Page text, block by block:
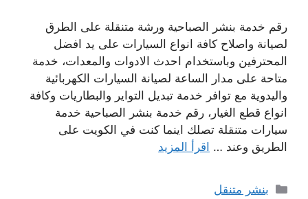
رقم خدمة بنشر الصباحية ورشة متنقلة على الطرق
لصيانة واصلاح كافة انواع السيارات على يد افضل
المحترفين وباستخدام احدث الادوات والمعدات، خدمة
متاحة على مدار الساعة لصيانة السيارات الكهربائية
واليدوية مع توافر خدمة تبديل التواير والبطاريات وكافة
انواع قطع الغيار، رقم خدمة بنشر الصباحية خدمة
سيارات متنقلة تصلك اينما كنت في الكويت على
الطريق وعند … اقرأ المزيد
التصنيفات
بنشر متنقل